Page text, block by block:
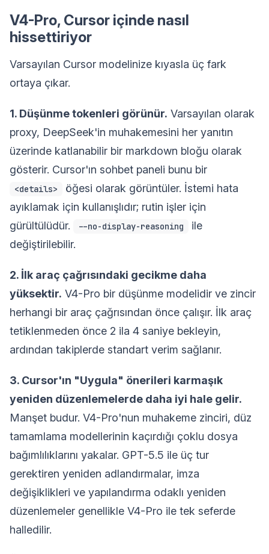
V4-Pro, Cursor içinde nasıl
hissettiriyor
Varsayılan Cursor modelinize kıyasla üç fark
ortaya çıkar.
1. Düşünme tokenleri görünür. Varsayılan olarak
proxy, DeepSeek'in muhakemesini her yanıtın
üzerinde katlanabilir bir markdown bloğu olarak
gösterir. Cursor'ın sohbet paneli bunu bir
<details>
öğesi olarak görüntüler. İstemi hata
ayıklamak için kullanışlıdır; rutin işler için
gürültülüdür.
--no-display-reasoning
ile
değiştirilebilir.
2. İlk araç çağrısındaki gecikme daha
yüksektir. V4-Pro bir düşünme modelidir ve zincir
herhangi bir araç çağrısından önce çalışır. İlk araç
tetiklenmeden önce 2 ila 4 saniye bekleyin,
ardından takiplerde standart verim sağlanır.
3. Cursor'ın "Uygula" önerileri karmaşık
yeniden düzenlemelerde daha iyi hale gelir.
Manşet budur. V4-Pro'nun muhakeme zinciri, düz
tamamlama modellerinin kaçırdığı çoklu dosya
bağımlılıklarını yakalar. GPT-5.5 ile üç tur
gerektiren yeniden adlandırmalar, imza
değişiklikleri ve yapılandırma odaklı yeniden
düzenlemeler genellikle V4-Pro ile tek seferde
halledilir.